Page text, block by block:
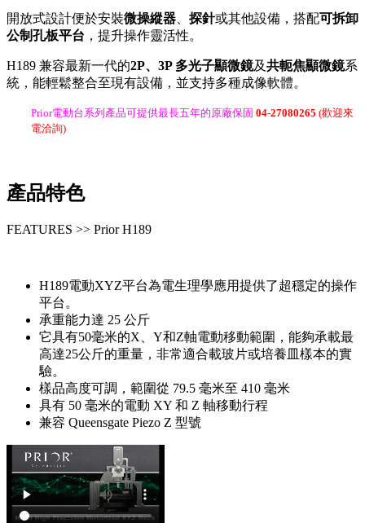
開放式設計便於安裝微操縱器 探針或其他設備，搭配可拆卸
公制孔板平台 ，提升操作靈活性。
H189 兼容最新一代的2P、3P 多光子顯微鏡及共軛焦顯微鏡系
統，能輕鬆整合至現有設備，並支持多種成像軟體。
Prior電動台系列產品可提供最長五年的原廠保固 04-27080265 (歡迎來
電洽詢)
產品特色
FEATURES >> Prior H189
H189電動XYZ平台為電生理學應用提供了超穩定的操作
平台。
承重能力達 25 公斤
它具有50毫米的X、Y和Z軸電動移動範圍，能夠承載最
高達25公斤的重量，非常適合載玻片或培養皿樣本的實
驗。
樣品高度可調，範圍從 79.5 毫米至 410 毫米
具有 50 毫米的電動 XY 和 Z 軸移動行程
兼容 Queensgate Piezo Z 型號